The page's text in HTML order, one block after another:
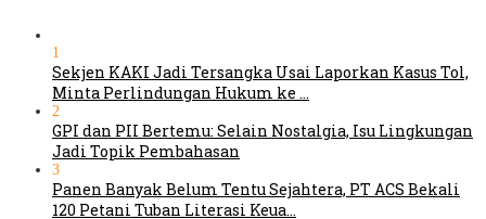
1
Sekjen KAKI Jadi Tersangka Usai Laporkan Kasus Tol,
Minta Perlindungan Hukum ke …
2
GPI dan PII Bertemu: Selain Nostalgia, Isu Lingkungan
Jadi Topik Pembahasan
3
Panen Banyak Belum Tentu Sejahtera, PT ACS Bekali
120 Petani Tuban Literasi Keua…